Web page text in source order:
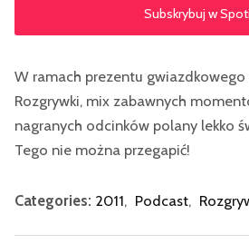
Subskrybuj w
W ramach prezentu
Rozgrywki, mix zabawnych
nagranych odcinków polany lekko
Tego nie można przegapić!
Categories: 2011, Podcast,